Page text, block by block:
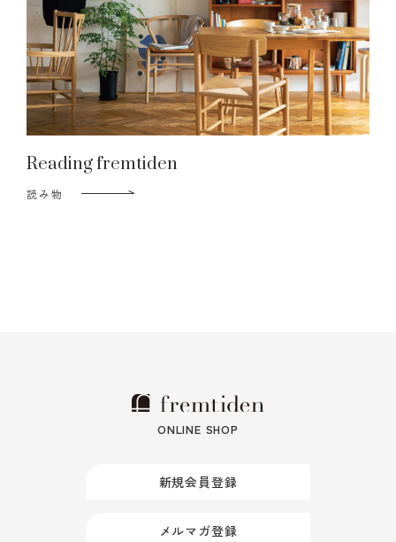
Reading fremtiden
読み物
ONLINE SHOP
新規会員登録
メルマガ登録